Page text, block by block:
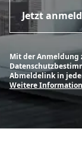
Jetzt
Mit der Anmeldung
Abmeldelink in
Weitere